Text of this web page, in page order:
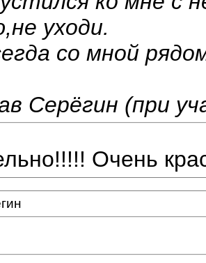
уходи.
со мной
Серёгин (при
Очень